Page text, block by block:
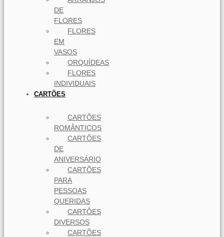
DE
FLORES
FLORES
EM
VASOS
ORQUÍDEAS
FLORES
INDIVIDUAIS
CARTÕES
CARTÕES
ROMÂNTICOS
CARTÕES
DE
ANIVERSÁRIO
CARTÕES
PARA
PESSOAS
QUERIDAS
CARTÕES
DIVERSOS
CARTÕES